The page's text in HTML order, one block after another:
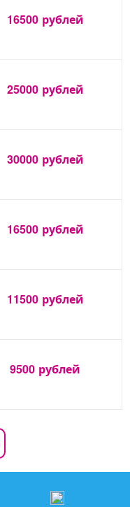
16500 рублей
25000 рублей
30000 рублей
16500 рублей
11500 рублей
9500 рублей